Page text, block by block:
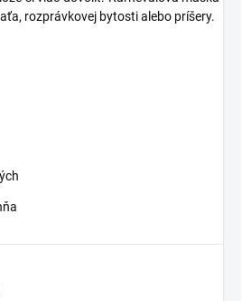
rozprávkovej bytosti alebo príšery.